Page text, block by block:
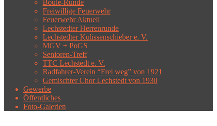
Boule-Runde
Freiwillige Feuerwehr
Feuerwehr Aktuell
Lechstedter Herrenrunde
Lechstedter Kulissenschieber e. V.
MGV + PoGS
Senioren-Treff
TTC Lechstedt e. V.
Radfahrer-Verein “Frei weg” von 1921
Gemischter Chor Lechstedt von 1930
Gewerbe
Öffentliches
Foto-Galerien